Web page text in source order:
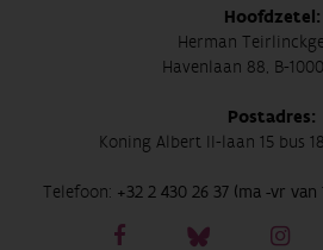
Hoofdzetel:
Herman
Havenlaan 88, B-
Postadres:
Koning Albert II-laan 15 bus
Telefoon: +32 2 430 26 37 (ma -vr